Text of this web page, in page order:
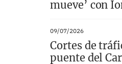
mueve’ con
09/07/2026
Cortes de
puente del